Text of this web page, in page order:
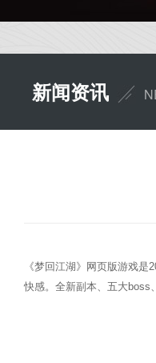
新闻资讯
《梦回江湖》网页版游戏
快感。全新副本、五大boss